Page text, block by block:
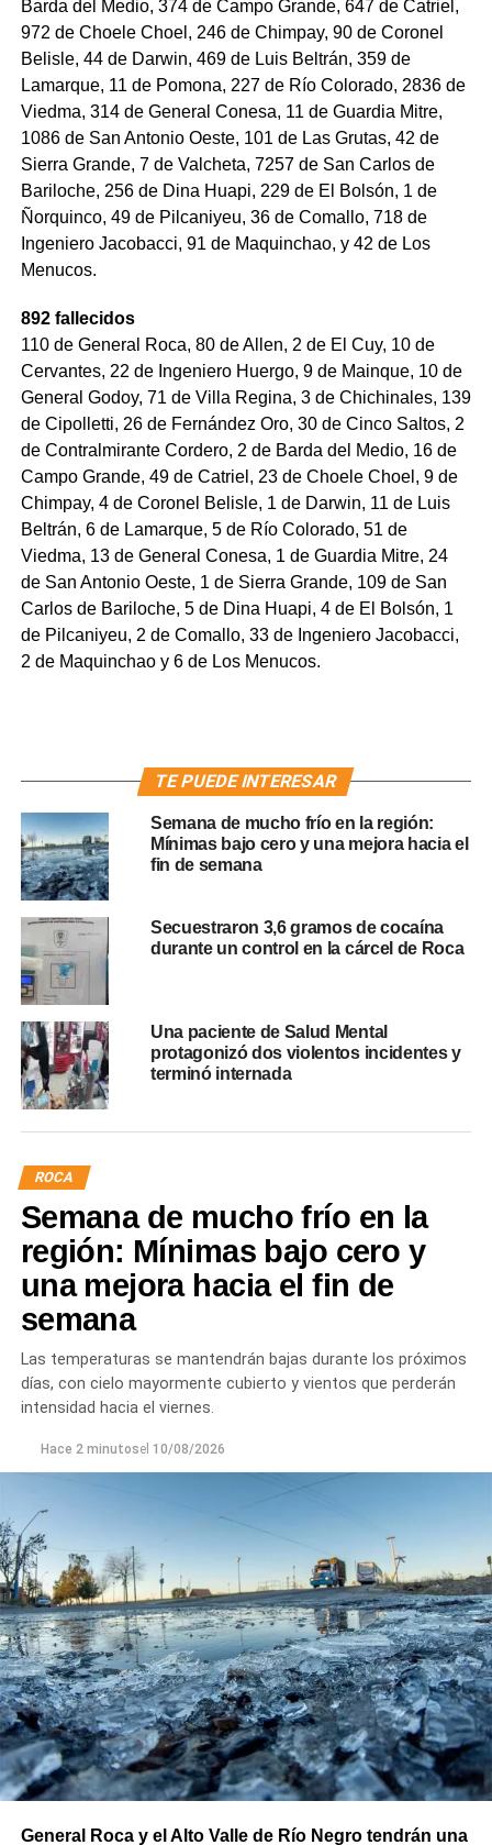
Barda del Medio, 374 de Campo Grande, 647 de Catriel,
972 de Choele Choel, 246 de Chimpay, 90 de Coronel
Belisle, 44 de Darwin, 469 de Luis Beltrán, 359 de
Lamarque, 11 de Pomona, 227 de Río Colorado, 2836 de
Viedma, 314 de General Conesa, 11 de Guardia Mitre,
1086 de San Antonio Oeste, 101 de Las Grutas, 42 de
Sierra Grande, 7 de Valcheta, 7257 de San Carlos de
Bariloche, 256 de Dina Huapi, 229 de El Bolsón, 1 de
Ñorquinco, 49 de Pilcaniyeu, 36 de Comallo, 718 de
Ingeniero Jacobacci, 91 de Maquinchao, y 42 de Los
Menucos.
892 fallecidos
110 de General Roca, 80 de Allen, 2 de El Cuy, 10 de
Cervantes, 22 de Ingeniero Huergo, 9 de Mainque, 10 de
General Godoy, 71 de Villa Regina, 3 de Chichinales, 139
de Cipolletti, 26 de Fernández Oro, 30 de Cinco Saltos, 2
de Contralmirante Cordero, 2 de Barda del Medio, 16 de
Campo Grande, 49 de Catriel, 23 de Choele Choel, 9 de
Chimpay, 4 de Coronel Belisle, 1 de Darwin, 11 de Luis
Beltrán, 6 de Lamarque, 5 de Río Colorado, 51 de
Viedma, 13 de General Conesa, 1 de Guardia Mitre, 24
de San Antonio Oeste, 1 de Sierra Grande, 109 de San
Carlos de Bariloche, 5 de Dina Huapi, 4 de El Bolsón, 1
de Pilcaniyeu, 2 de Comallo, 33 de Ingeniero Jacobacci,
2 de Maquinchao y 6 de Los Menucos.
TE PUEDE INTERESAR
Semana de mucho frío en la región:
Mínimas bajo cero y una mejora hacia el
fin de semana
Secuestraron 3,6 gramos de cocaína
durante un control en la cárcel de Roca
Una paciente de Salud Mental
protagonizó dos violentos incidentes y
terminó internada
ROCA
Semana de mucho frío en la
región: Mínimas bajo cero y
una mejora hacia el fin de
semana
Las temperaturas se mantendrán bajas durante los próximos
días, con cielo mayormente cubierto y vientos que perderán
intensidad hacia el viernes.
Hace 2 minutosel 10/08/2026
General Roca y el Alto Valle de Río Negro tendrán una